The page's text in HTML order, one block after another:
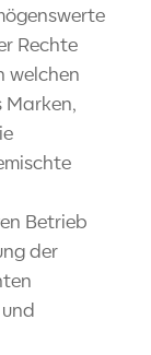
Rechte
welchen
Marken,
Betrieb
der